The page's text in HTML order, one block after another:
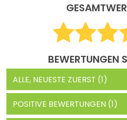
BEWERTUNGEN
ALLE, NEUESTE ZUERST (1)
POSITIVE BEWERTUNGEN (1)